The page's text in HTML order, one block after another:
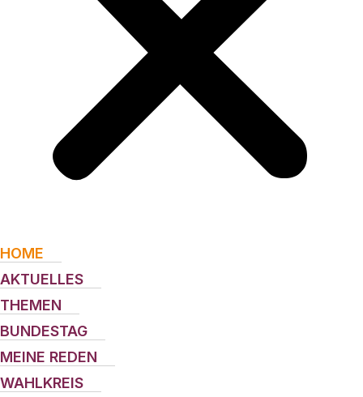
HOME
AKTUELLES
THEMEN
BUNDESTAG
MEINE REDEN
WAHLKREIS